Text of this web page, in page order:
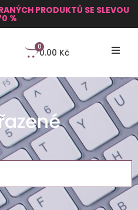
PRODUKTŮ SE SLEVOU
%
0.00 Kč
0